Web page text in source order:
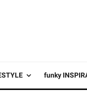
funky